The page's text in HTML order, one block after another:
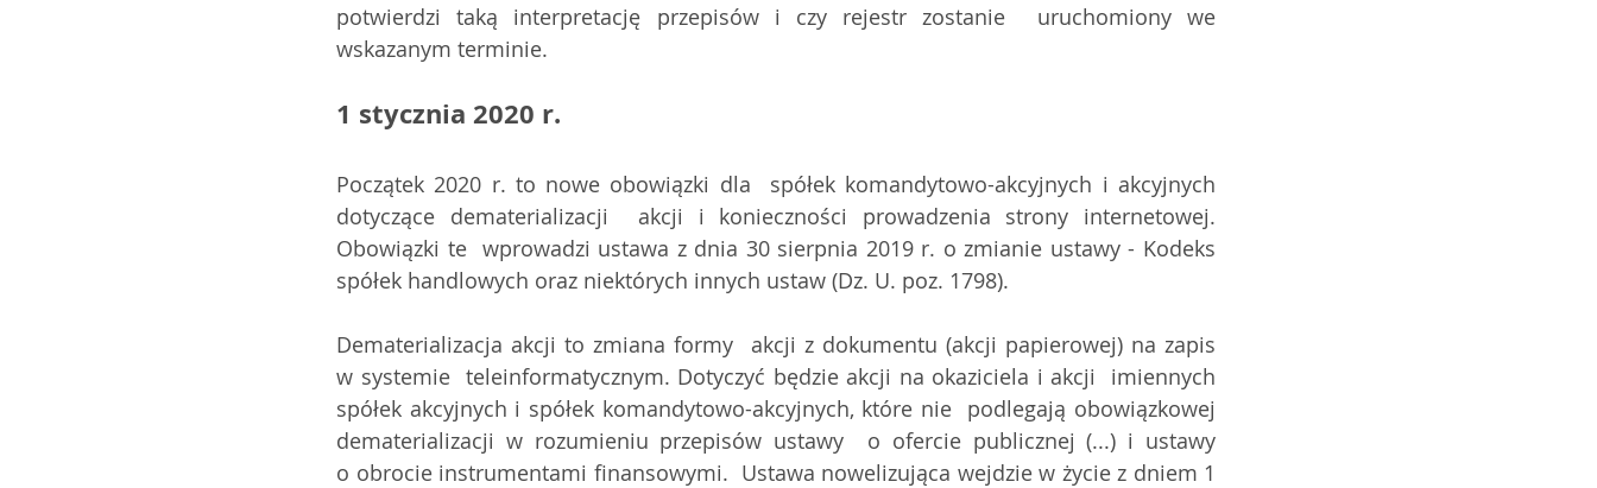
potwierdzi taką interpretację przepisów i czy rejestr zostanie  uruchomiony we
wskazanym terminie.
1 stycznia 2020 r.
Początek 2020 r. to nowe obowiązki dla  spółek komandytowo-akcyjnych i akcyjnych
dotyczące dematerializacji  akcji i konieczności prowadzenia strony internetowej.
Obowiązki te  wprowadzi ustawa z dnia 30 sierpnia 2019 r. o zmianie ustawy - Kodeks
spółek handlowych oraz niektórych innych ustaw (Dz. U. poz. 1798).
Dematerializacja akcji to zmiana formy  akcji z dokumentu (akcji papierowej) na zapis
w systemie  teleinformatycznym. Dotyczyć będzie akcji na okaziciela i akcji  imiennych
spółek akcyjnych i spółek komandytowo-akcyjnych, które nie  podlegają obowiązkowej
dematerializacji w rozumieniu przepisów ustawy  o ofercie publicznej (...) i ustawy
o obrocie instrumentami finansowymi.  Ustawa nowelizująca wejdzie w życie z dniem 1